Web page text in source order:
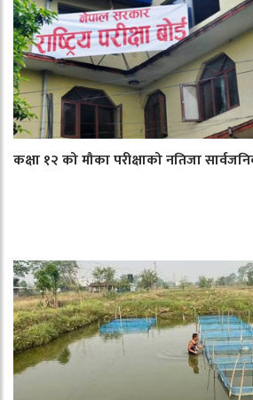
कक्षा १२ को मौका परीक्षाको नतिजा